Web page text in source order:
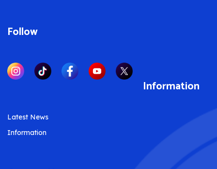
Follow
Information
Latest News
Information